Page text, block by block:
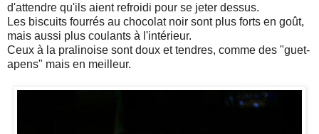
d'attendre qu'ils aient refroidi pour se jeter dessus.
Les biscuits fourrés au chocolat noir sont plus forts en goût,
mais aussi plus coulants à l'intérieur.
Ceux à la pralinoise sont doux et tendres, comme des "guet-
apens" mais en meilleur.